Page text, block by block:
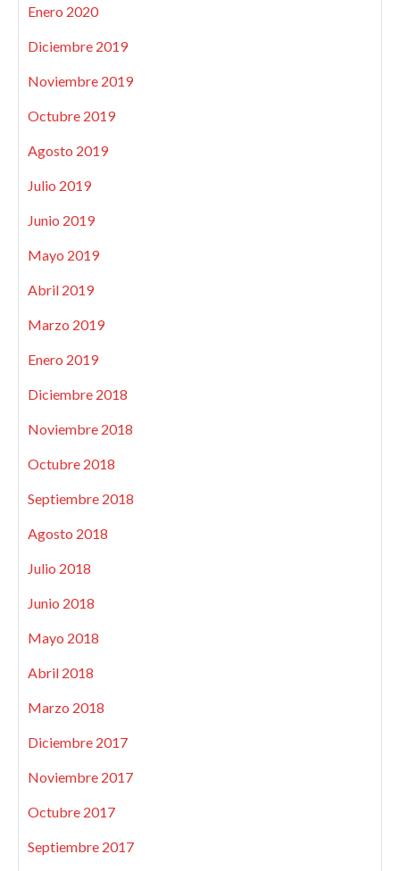
Enero 2020
Diciembre 2019
Noviembre 2019
Octubre 2019
Agosto 2019
Julio 2019
Junio 2019
Mayo 2019
Abril 2019
Marzo 2019
Enero 2019
Diciembre 2018
Noviembre 2018
Octubre 2018
Septiembre 2018
Agosto 2018
Julio 2018
Junio 2018
Mayo 2018
Abril 2018
Marzo 2018
Diciembre 2017
Noviembre 2017
Octubre 2017
Septiembre 2017